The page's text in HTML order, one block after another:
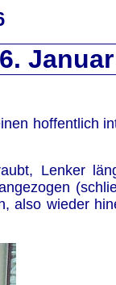
hoffentlich
Lenker
also wieder